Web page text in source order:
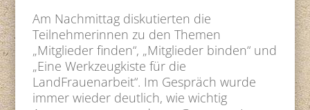
Am Nachmittag diskutierten die
Teilnehmerinnen zu den Themen
„Mitglieder finden“, „Mitglieder binden“ und
„Eine Werkzeugkiste für die
LandFrauenarbeit“. Im Gespräch wurde
immer wieder deutlich, wie wichtig